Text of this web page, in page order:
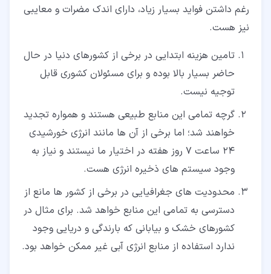
رغم داشتن فواید بسیار زیاد، دارای اندک مضرات و معایبی
نیز هست.
تامین هزینه ابتدایی در برخی از کشورهای دنیا در حال
حاضر بسیار بالا بوده و برای مسئولان کشوری قابل
توجیه نیست.
گرچه تمامی این منابع طبیعی هستند و همواره تجدید
خواهند شد؛ اما برخی از آن ها مانند انرژی خورشیدی
24 ساعت 7 روز هفته در اختیار ما نیستند و نیاز به
وجود سیستم های ذخیره انرژی هست.
محدودیت های جغرافیایی در برخی از کشور ها مانع از
دسترسی به تمامی این منابع خواهد شد. برای مثال در
کشورهای خشک و بیابانی که بارندگی و دریایی وجود
ندارد استفاده از منابع انرژی آبی غیر ممکن خواهد بود.